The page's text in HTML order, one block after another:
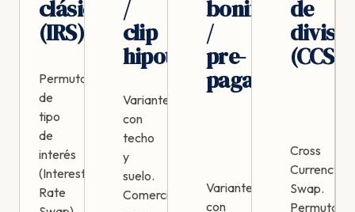
clásico
(IRS)
Permuta
de
tipo
de
interés
(Interest
Rate
/
clip
hipotecario
Variantes
con
techo
y
suelo.
Comercializadas
bonificado
/
pre-
pagado
Variantes
con
de
divisa
(CCS)
Cross
Currency
Swap.
Permutas